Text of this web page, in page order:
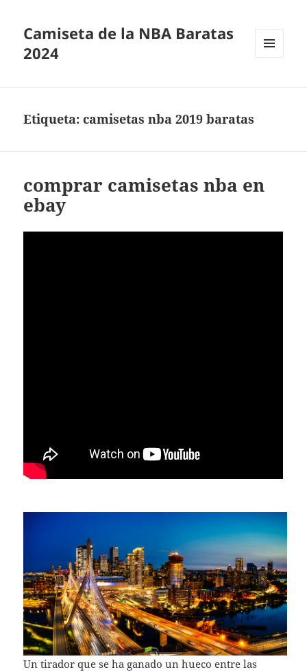
Camiseta de la NBA Baratas
2024
Etiqueta:camisetas nba 2019 baratas
comprar camisetas nba en
ebay
Un tirador que se ha ganado un hueco entre las